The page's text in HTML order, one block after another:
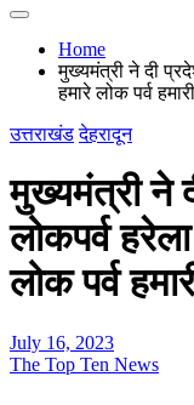
Home
मुख्यमंत्री ने दी
हमारे लोक पर्व
उत्तराखंड देहरादून
मुख्यमंत्री ने
लोकपर्व
लोक पर्व
July 16, 2023
The Top Ten News